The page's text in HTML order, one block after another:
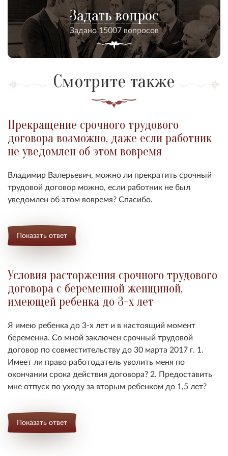
Задать вопрос
Задано 15007 вопросов
Смотрите также
Прекращение срочного трудового
договора возможно, даже если работник
не уведомлен об этом вовремя
Владимир Валерьевич, можно ли прекратить срочный
трудовой договор можно, если работник не был
уведомлен об этом вовремя? Спасибо.
Показать ответ
Условия расторжения срочного трудового
договора с беременной женщиной,
имеющей ребенка до 3-х лет
Я имею ребенка до 3-х лет и в настоящий момент
беременна. Со мной заключен срочный трудовой
договор по совместительству до 30 марта 2017 г. 1.
Имеет ли право работодатель уволить меня по
окончании срока действия договора? 2. Предоставить
мне отпуск по уходу за вторым ребенком до 1,5 лет?
Показать ответ